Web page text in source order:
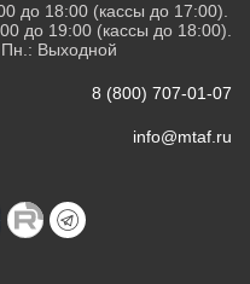
до 18:00 (кассы до 17:00).
до 19:00 (кассы до 18:00).
Пн.: Выходной
8 (800) 707-01-07
info@mtaf.ru